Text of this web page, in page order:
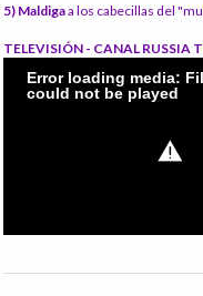
5) Maldigaa los cabecillas del
TELEVISIÓN - CANAL RUSSIA